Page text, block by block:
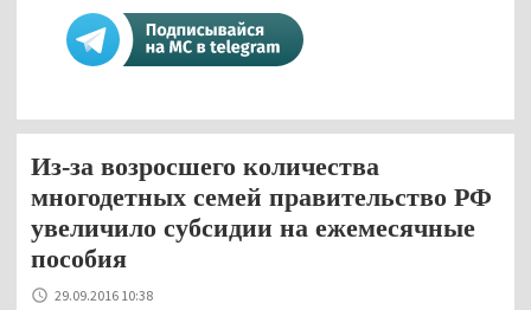
Из-за возросшего количества
многодетных семей правительство РФ
увеличило субсидии на ежемесячные
пособия
29.09.2016 10:38